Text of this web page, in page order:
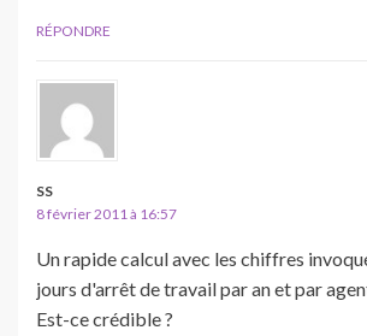
RÉPONDRE
SS
8 février 2011 à 16:57
Un rapide calcul avec les chiffres
jours d'arrêt de travail par an et par
Est-ce crédible ?